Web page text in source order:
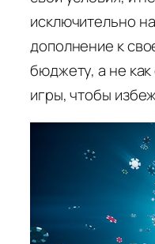
исключительно
дополнение к
бюджету, а не
игры, чтобы